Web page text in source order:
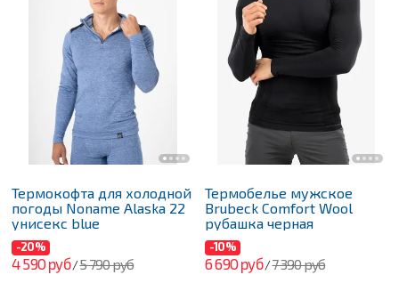
Термокофта для холодной
погоды Noname Alaska 22
унисекс blue
-20%
4 590 руб/5 790 руб
Термобелье мужское
Brubeck Comfort Wool
рубашка черная
-10%
6 690 руб/7 390 руб